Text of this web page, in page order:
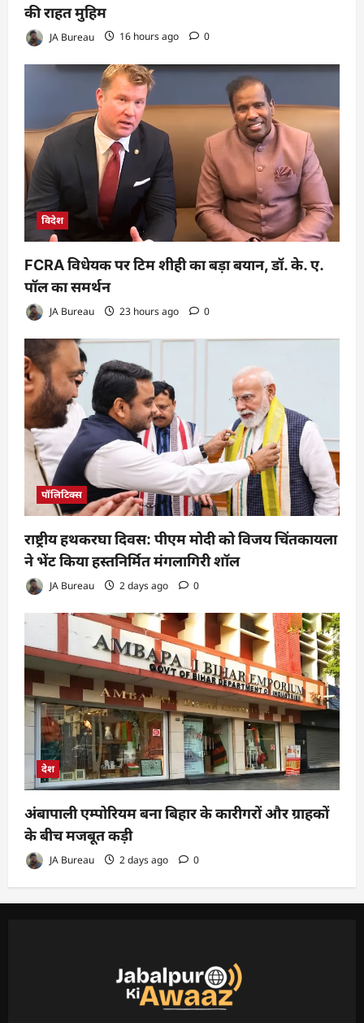
की राहत मुहिम
JA Bureau 16 hours ago 0
विदेश
FCRA विधेयक पर टिम शीही का बड़ा बयान, डॉ. के. ए.
पॉल का समर्थन
JA Bureau 23 hours ago 0
पॉलिटिक्स
राष्ट्रीय हथकरघा दिवस: पीएम मोदी को विजय चिंतकायला
ने भेंट किया हस्तनिर्मित मंगलागिरी शॉल
JA Bureau 2 days ago 0
देश
अंबापाली एम्पोरियम बना बिहार के कारीगरों और ग्राहकों
के बीच मजबूत कड़ी
JA Bureau 2 days ago 0